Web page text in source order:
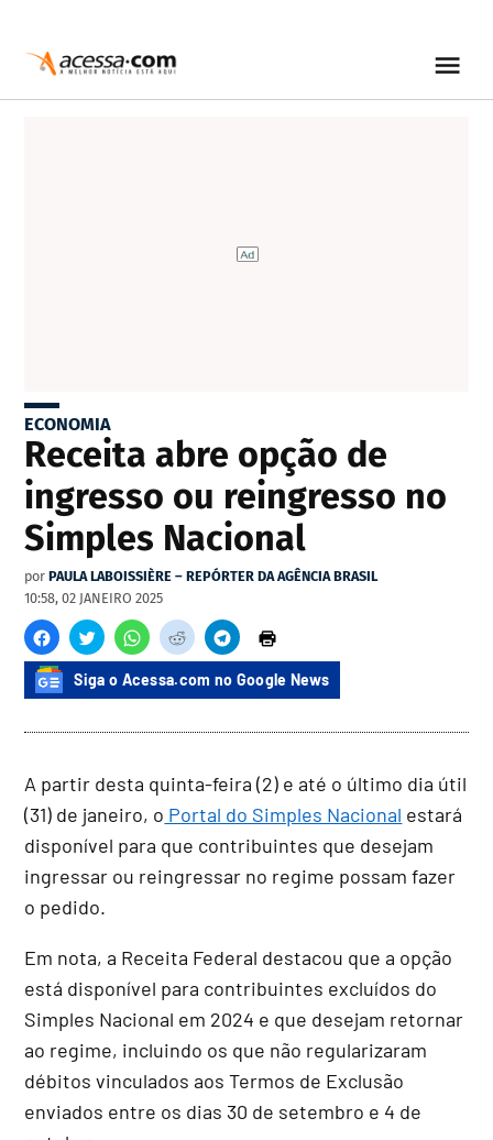
ECONOMIA
Receita abre opção de
ingresso ou reingresso no
Simples Nacional
por PAULA LABOISSIÈRE – REPÓRTER DA AGÊNCIA BRASIL
10:58, 02 JANEIRO 2025
Siga o Acessa.com no Google News
A partir desta quinta-feira (2) e até o último dia útil
(31) de janeiro, o Portal do Simples Nacional estará
disponível para que contribuintes que desejam
ingressar ou reingressar no regime possam fazer
o pedido.
Em nota, a Receita Federal destacou que a opção
está disponível para contribuintes excluídos do
Simples Nacional em 2024 e que desejam retornar
ao regime, incluindo os que não regularizaram
débitos vinculados aos Termos de Exclusão
enviados entre os dias 30 de setembro e 4 de